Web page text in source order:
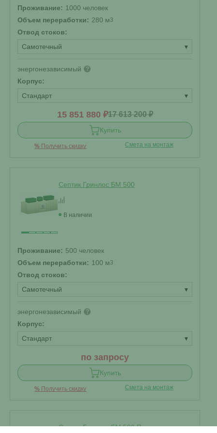
Проживание: 1000 человек
Объем переработки: 280 м3
Отвод стоков:
Самотечный
▾
энергонезависимый ?
Корпус:
Стандарт
▾
15 851 880 ₽17 613 200 ₽
Купить
% Получить скидку Смета на монтаж
Септик Гринлос БМ 500
В наличии
Проживание: 500 человек
Объем переработки: 100 м3
Отвод стоков:
Самотечный
▾
энергонезависимый ?
Корпус:
Стандарт
▾
по запросу
Купить
% Получить скидку Смета на монтаж
Септик Гринлос БМ 500 Пр